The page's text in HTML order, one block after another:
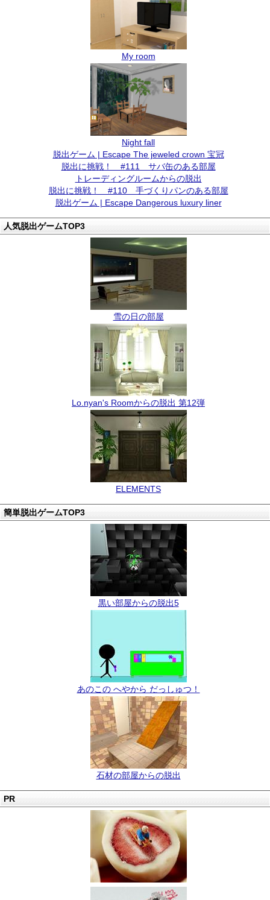
My room
Night fall
脱出ゲーム | Escape The jeweled crown 宝冠
脱出に挑戦！ #111 サバ缶のある部屋
トレーディングルームからの脱出
脱出に挑戦！ #110 手づくりパンのある部屋
脱出ゲーム | Escape Dangerous luxury liner
人気脱出ゲームTOP3
雪の日の部屋
Lo.nyan's Roomからの脱出 第12弾
ELEMENTS
簡単脱出ゲームTOP3
黒い部屋からの脱出5
あのこの へやから だっしゅつ！
石材の部屋からの脱出
PR